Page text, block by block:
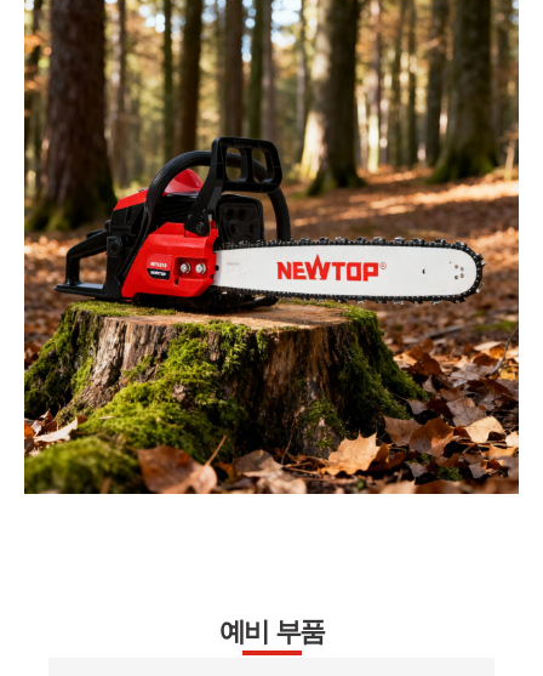
예비 부품